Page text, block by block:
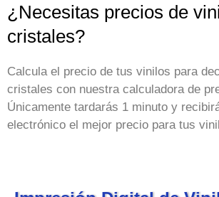
¿Necesitas precios de
cristales?
Calcula el precio de tus vinilos para
cristales con nuestra calculadora de
Únicamente tardarás 1 minuto y
electrónico el mejor precio para tus